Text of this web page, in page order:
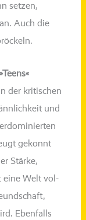
set­zen,
Auch die
der kri­ti­schen
und
gekonnt
Stärke,
eine Welt vol­
Ebenfalls